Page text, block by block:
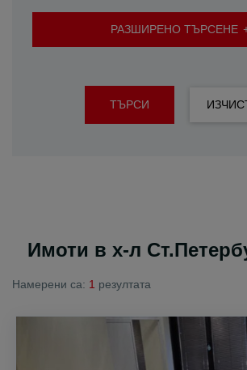
РАЗШИРЕНО ТЪРСЕНЕ
ТЪРСИ
Имоти в х-л
Намерени са: 1 резултата